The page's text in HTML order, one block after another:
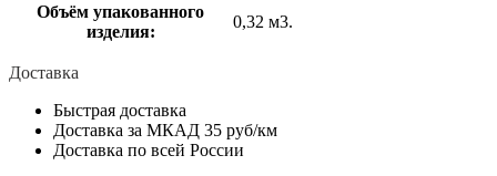
Объём упакованного
изделия:
0,32 м3.
Доставка
Быстрая доставка
Доставка за МКАД 35 руб/км
Доставка по всей России